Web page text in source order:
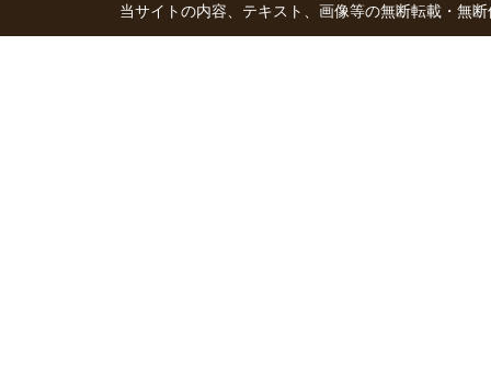
当サイトの内容、テキスト、画像等の無断転載・無